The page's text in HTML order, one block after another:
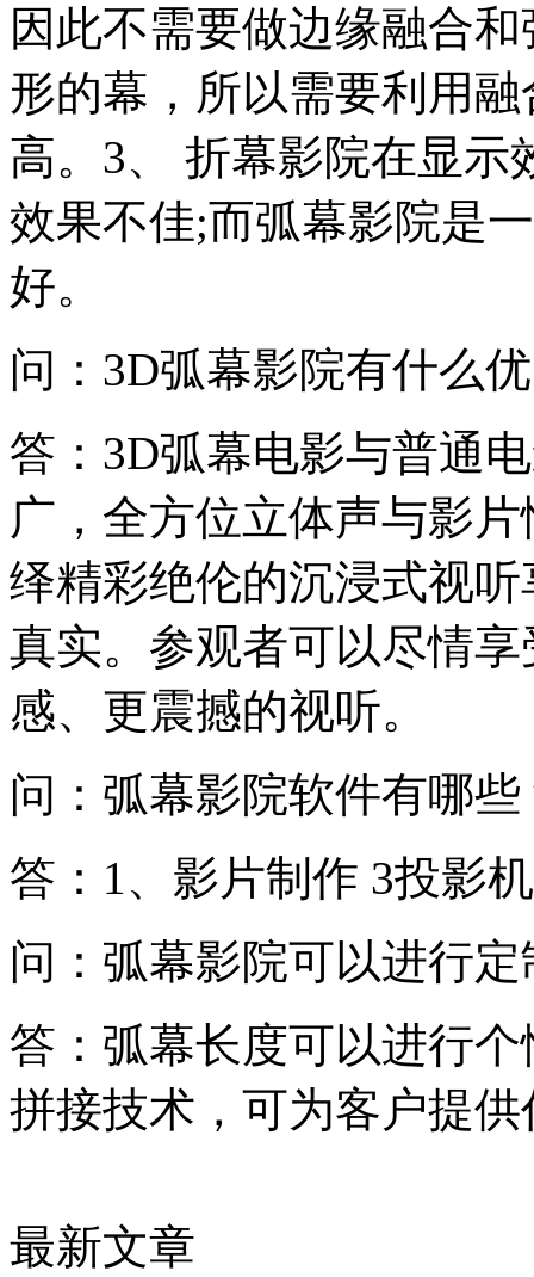
因此不需要做边缘融合
形的幕，所以需要利用
高。3、 折幕影院在显
效果不佳;而弧幕影院是
好。
问：3D弧幕影院有什么
答：3D弧幕电影与普通
广，全方位立体声与影
绎精彩绝伦的沉浸式视
真实。参观者可以尽情
感、更震撼的视听。
问：弧幕影院软件有哪些
答：1、影片制作 3投影
问：弧幕影院可以进行定
答：弧幕长度可以进行
拼接技术，可为客户提
最新文章